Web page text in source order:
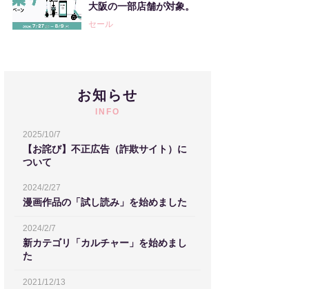
大阪の一部店舗が対象。
セール
お知らせ
INFO
2025/10/7
【お詫び】不正広告（詐欺サイト）に
ついて
2024/2/27
漫画作品の「試し読み」を始めました
2024/2/7
新カテゴリ「カルチャー」を始めまし
た
2021/12/13